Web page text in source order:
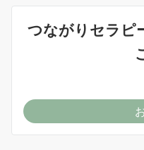
つながりセラピ